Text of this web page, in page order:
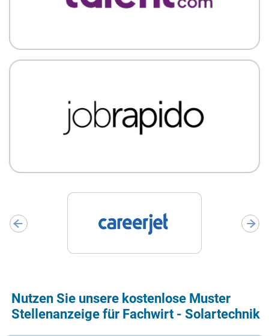
Nutzen Sie unsere kostenlose Muster
Stellenanzeige für Fachwirt - Solartechnik